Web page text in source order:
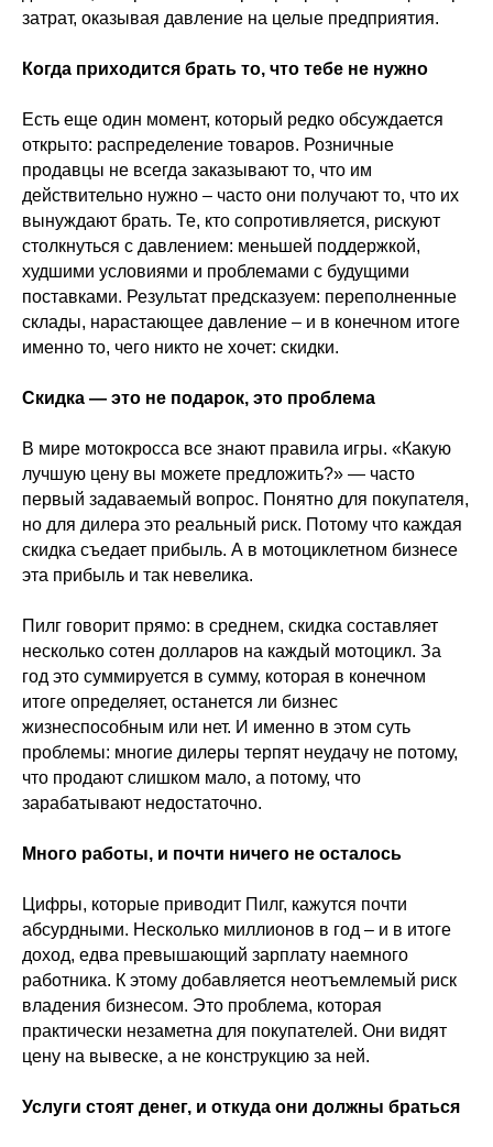
затрат, оказывая давление на целые предприятия.
Когда приходится брать то, что тебе не нужно
Есть еще один момент, который редко обсуждается
открыто: распределение товаров. Розничные
продавцы не всегда заказывают то, что им
действительно нужно – часто они получают то, что их
вынуждают брать. Те, кто сопротивляется, рискуют
столкнуться с давлением: меньшей поддержкой,
худшими условиями и проблемами с будущими
поставками. Результат предсказуем: переполненные
склады, нарастающее давление – и в конечном итоге
именно то, чего никто не хочет: скидки.
Скидка — это не подарок, это проблема
В мире мотокросса все знают правила игры. «Какую
лучшую цену вы можете предложить?» — часто
первый задаваемый вопрос. Понятно для покупателя,
но для дилера это реальный риск. Потому что каждая
скидка съедает прибыль. А в мотоциклетном бизнесе
эта прибыль и так невелика.
Пилг говорит прямо: в среднем, скидка составляет
несколько сотен долларов на каждый мотоцикл. За
год это суммируется в сумму, которая в конечном
итоге определяет, останется ли бизнес
жизнеспособным или нет. И именно в этом суть
проблемы: многие дилеры терпят неудачу не потому,
что продают слишком мало, а потому, что
зарабатывают недостаточно.
Много работы, и почти ничего не осталось
Цифры, которые приводит Пилг, кажутся почти
абсурдными. Несколько миллионов в год – и в итоге
доход, едва превышающий зарплату наемного
работника. К этому добавляется неотъемлемый риск
владения бизнесом. Это проблема, которая
практически незаметна для покупателей. Они видят
цену на вывеске, а не конструкцию за ней.
Услуги стоят денег, и откуда они должны браться